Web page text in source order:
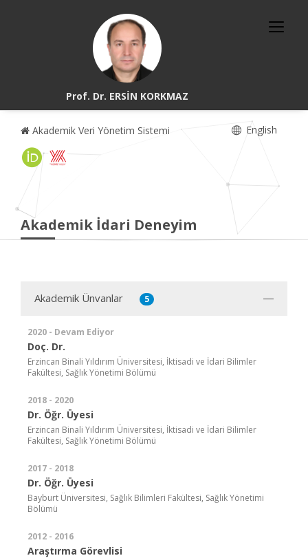
Prof. Dr. ERSİN KORKMAZ
Akademik Veri Yönetim Sistemi English
Akademik İdari Deneyim
Akademik Ünvanlar 5
2020 - Devam Ediyor
Doç. Dr.
Erzincan Binali Yıldırım Üniversitesi, İktisadi ve İdari Bilimler
Fakültesi, Sağlık Yönetimi Bölümü
2018 - 2020
Dr. Öğr. Üyesi
Erzincan Binali Yıldırım Üniversitesi, İktisadi ve İdari Bilimler
Fakültesi, Sağlık Yönetimi Bölümü
2017 - 2018
Dr. Öğr. Üyesi
Bayburt Üniversitesi, Sağlık Bilimleri Fakültesi, Sağlık Yönetimi
Bölümü
2012 - 2016
Araştırma Görevlisi